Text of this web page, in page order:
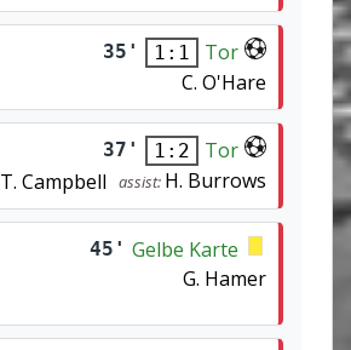
35' 1:1
Tor
C. O'Hare
37' 1:2
Tor
T. Campbell
assist: H. Burrows
45' Gelbe Karte
G. Hamer